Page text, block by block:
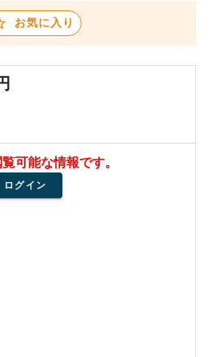
お気に入り
可能な情報です。
ログイン